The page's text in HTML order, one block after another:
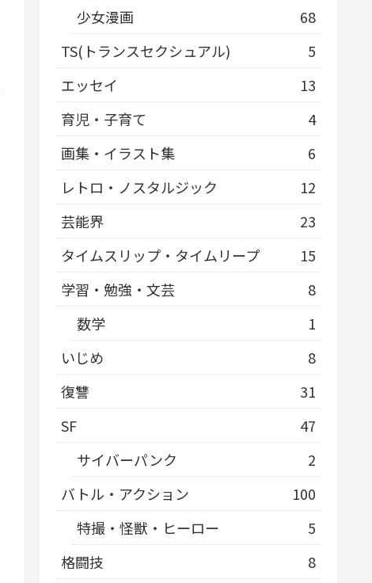
少女漫画
68
TS(トランスセクシュアル)
5
エッセイ
13
育児・子育て
4
画集・イラスト集
6
レトロ・ノスタルジック
12
芸能界
23
タイムスリップ・タイムリープ
15
学習・勉強・文芸
8
数学
1
いじめ
8
復讐
31
SF
47
サイバーパンク
2
バトル・アクション
100
特撮・怪獣・ヒーロー
5
格闘技
8